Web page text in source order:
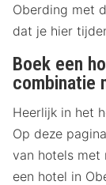
Oberding met
dat je hier
Boek een
combinatie
Heerlijk in het
Op deze
van hotels met
een hotel in